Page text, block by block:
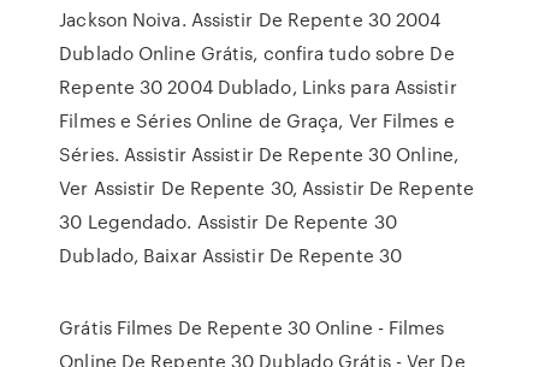
Jackson Noiva. Assistir De Repente 30 2004
Dublado Online Grátis, confira tudo sobre De
Repente 30 2004 Dublado, Links para Assistir
Filmes e Séries Online de Graça, Ver Filmes e
Séries. Assistir Assistir De Repente 30 Online,
Ver Assistir De Repente 30, Assistir De Repente
30 Legendado. Assistir De Repente 30
Dublado, Baixar Assistir De Repente 30
Grátis Filmes De Repente 30 Online - Filmes
Online De Repente 30 Dublado Grátis - Ver De